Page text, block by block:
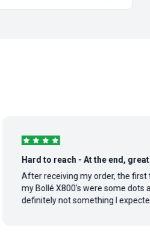
Hard to reach - At the end, great
After receiving my order, the first thing I
my Bollé X800's were some dots all
definitely not something I expected to